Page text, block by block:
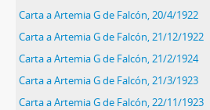
Carta a Artemia G de Falcón, 20/4/1922
Carta a Artemia G de Falcón, 21/12/1922
Carta a Artemia G de Falcón, 21/2/1924
Carta a Artemia G de Falcón, 21/3/1923
Carta a Artemia G de Falcón, 22/11/1923